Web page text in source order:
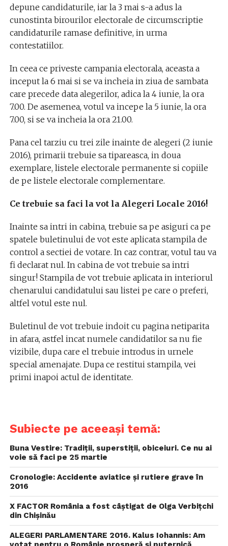
depune candidaturile, iar la 3 mai s-a adus la
cunostinta birourilor electorale de circumscriptie
candidaturile ramase definitive, in urma
contestatiilor.
In ceea ce priveste campania electorala, aceasta a
inceput la 6 mai si se va incheia in ziua de sambata
care precede data alegerilor, adica la 4 iunie, la ora
7.00. De asemenea, votul va incepe la 5 iunie, la ora
7.00, si se va incheia la ora 21.00.
Pana cel tarziu cu trei zile inainte de alegeri (2 iunie
2016), primarii trebuie sa tipareasca, in doua
exemplare, listele electorale permanente si copiile
de pe listele electorale complementare.
Ce trebuie sa faci la vot la Alegeri Locale 2016!
Inainte sa intri in cabina, trebuie sa pe asiguri ca pe
spatele buletinului de vot este aplicata stampila de
control a sectiei de votare. In caz contrar, votul tau va
fi declarat nul. In cabina de vot trebuie sa intri
singur! Stampila de vot trebuie aplicata in interiorul
chenarului candidatului sau listei pe care o preferi,
altfel votul este nul.
Buletinul de vot trebuie indoit cu pagina netiparita
in afara, astfel incat numele candidatilor sa nu fie
vizibile, dupa care el trebuie introdus in urnele
special amenajate. Dupa ce restitui stampila, vei
primi inapoi actul de identitate.
Subiecte pe aceeași temă:
Buna Vestire: Tradiții, superstiții, obiceiuri. Ce nu ai
voie să faci pe 25 martie
Cronologie: Accidente aviatice și rutiere grave în
2016
X FACTOR România a fost câștigat de Olga Verbițchi
din Chișinău
ALEGERI PARLAMENTARE 2016. Kalus Iohannis: Am